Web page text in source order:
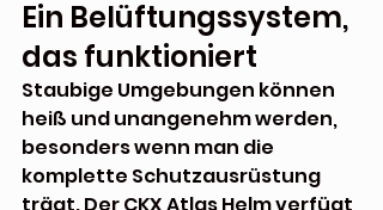
Ein Belüftungssystem,
das funktioniert
Staubige Umgebungen können
heiß und unangenehm werden,
besonders wenn man die
komplette Schutzausrüstung
trägt. Der CKX Atlas Helm verfügt